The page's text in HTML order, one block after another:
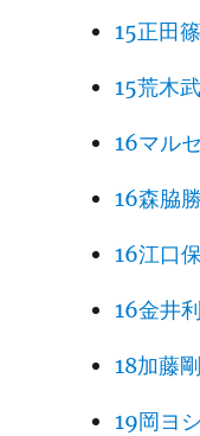
15正田
15荒木武
16マル
16森脇
16江口保
16金井
18加藤剛
19岡ヨ